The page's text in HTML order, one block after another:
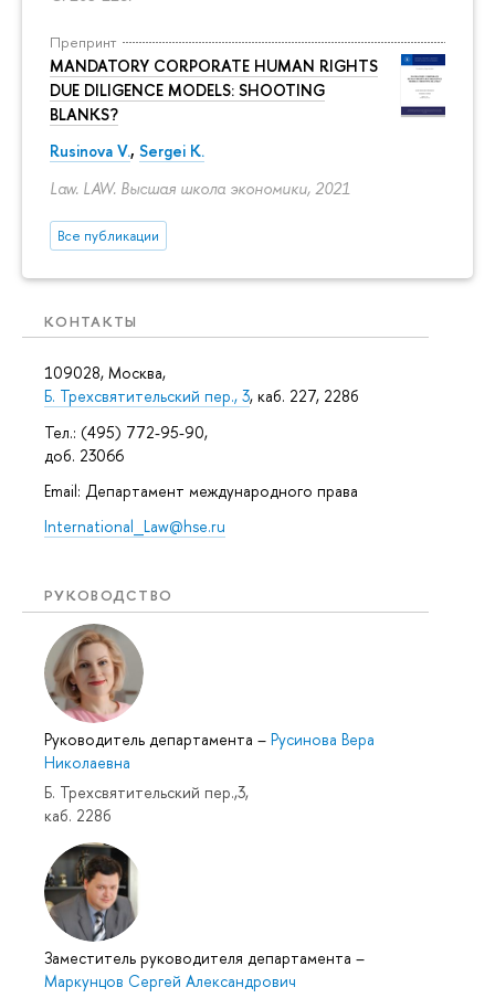
Препринт
MANDATORY CORPORATE HUMAN RIGHTS
DUE DILIGENCE MODELS: SHOOTING
BLANKS?
Rusinova V., Sergei K.
Law. LAW. Высшая школа экономики, 2021
Все публикации
КОНТАКТЫ
109028, Москва,
Б. Трехсвятительский пер., 3, каб. 227, 228б
Тел.: (495) 772-95-90,
доб. 23066
Email: Департамент международного права
International_Law@hse.ru
РУКОВОДСТВО
Руководитель департамента – Русинова Вера
Николаевна
Б. Трехсвятительский пер.,3,
каб. 228б
Заместитель руководителя департамента –
Маркунцов Сергей Александрович